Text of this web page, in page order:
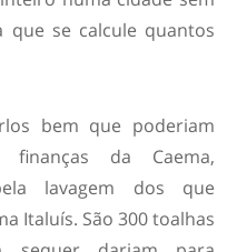
se calcule quantos
bem que poderiam
da Caema,
lavagem dos que
Italuís. São 300 toalhas